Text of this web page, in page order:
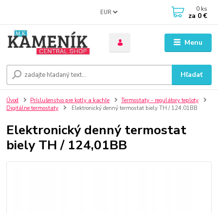
Menu
EUR
Hľadať
0 ks
za 0 €
Úvod Príslušenstvo pre kotly a kachle
Termostaty - regulátory teploty
Digitálne termostaty
Elektronický denný termostat biely TH / 124,01BB
Elektronický denný termostat
biely TH / 124,01BB